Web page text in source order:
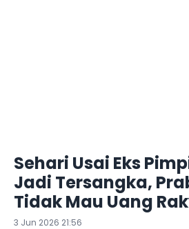
Sehari Usai Eks
Jadi Tersangka,
Tidak Mau Uang
3 Jun 2026 21:56